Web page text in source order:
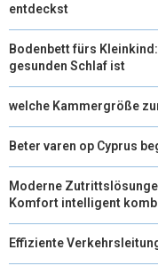
entdeckst
Bodenbett fürs
gesunden Schlaf ist
welche Kammergröße
Beter varen op Cyprus
Moderne
Komfort intelligent
Effiziente